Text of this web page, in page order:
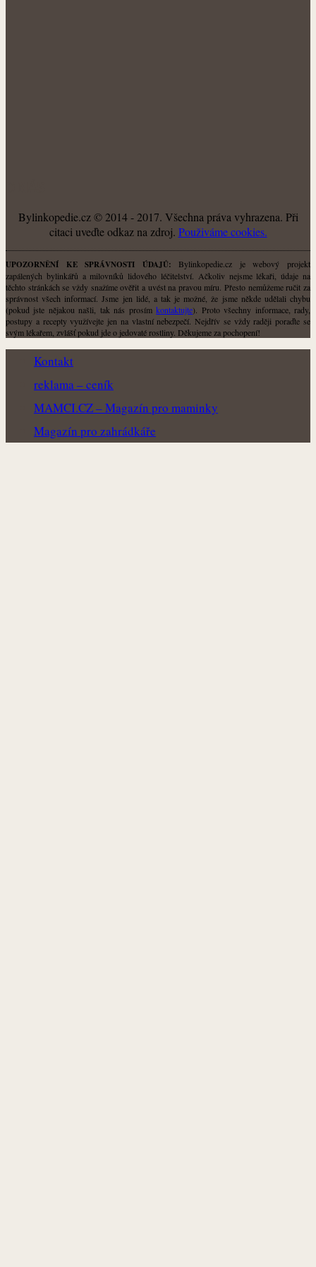
Bylinkopedie.cz © 2014 - 2017. Všechna práva vyhrazena. Při
citaci uveďte odkaz na zdroj. Použiváme cookies.
UPOZORNĚNÍ KE SPRÁVNOSTI ÚDAJŮ: Bylinkopedie.cz je webový projekt
zapálených bylinkářů a milovníků lidového léčitelství. Ačkoliv nejsme lékaři, údaje na
těchto stránkách se vždy snažíme ověřit a uvést na pravou míru. Přesto nemůžeme ručit za
správnost všech informací. Jsme jen lidé, a tak je možné, že jsme někde udělali chybu
(pokud jste nějakou našli, tak nás prosímkontaktujte). Proto všechny informace, rady,
postupy a recepty využívejte jen na vlastní nebezpečí. Nejdřív se vždy raději poraďte se
svým lékařem, zvlášť pokud jde o jedovaté rostliny. Děkujeme za pochopení!
Kontakt
reklama – ceník
MAMCI.CZ – Magazín pro maminky
Magazín pro zahrádkáře